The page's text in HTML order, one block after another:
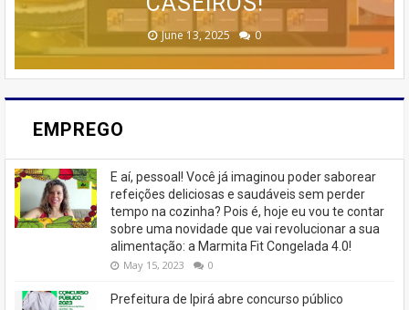
February 23, 2026 0
August 10, 2025 0
June 13, 2025 0
July 07, 2023 0
June 07, 2023 0
EMPREGO
E aí, pessoal! Você já imaginou poder saborear
refeições deliciosas e saudáveis ​​sem perder
tempo na cozinha? Pois é, hoje eu vou te contar
sobre uma novidade que vai revolucionar a sua
alimentação: a Marmita Fit Congelada 4.0!
May 15, 2023 0
Prefeitura de Ipirá abre concurso público